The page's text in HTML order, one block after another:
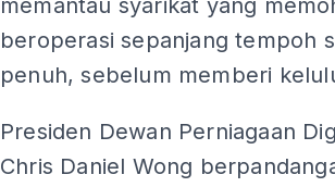
memantau syarikat yang
beroperasi sepanjang tempoh
penuh, sebelum memberi
Presiden Dewan Perniagaan
Chris Daniel Wong